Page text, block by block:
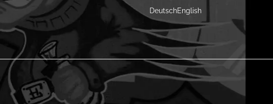
DeutschEnglish